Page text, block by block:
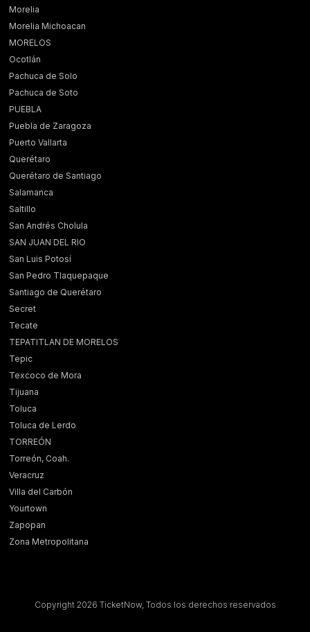
Morelia
Morelia Michoacan
MORELOS
Ocotlán
Pachuca de Solo
Pachuca de Soto
PUEBLA
Puebla de Zaragoza
Puerto Vallarta
Querétaro
Querétaro de Santiago
Salamanca
Saltillo
San Andrés Cholula
SAN JUAN DEL RIO
San Luis Potosí
San Pedro Tlaquepaque
Santiago de Querétaro
Secret
Tecate
TEPATITLAN DE MORELOS
Tepic
Texcoco de Mora
Tijuana
Toluca
Toluca de Lerdo
TORREÓN
Torreón, Coah.
Veracruz
Villa del Carbón
Yourtown
Zapopan
Zona Metropolitana
Copyright 2026 TicketNow, Todos los derechos reservados